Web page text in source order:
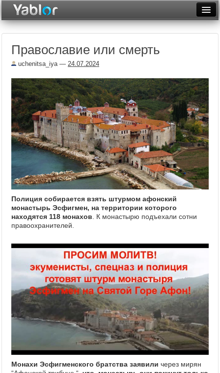
Неделя
Рейтинги
Архив
Фототоп
Видеотоп
Православие или смерть
uchenitsa_iya— 24.07.2024
Полиция собирается взять штурмом афонский
монастырь Эсфигмен, на территории которого
находятся 118 монахов . К монастырю подъехали сотни
правоохранителей.
Монахи Эсфигменского братства заявили через мирян